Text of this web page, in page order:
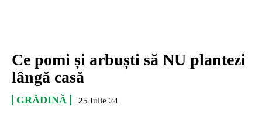
Ce pomi și arbuști să NU plantezi
lângă casă
GRĂDINĂ 25 Iulie 24